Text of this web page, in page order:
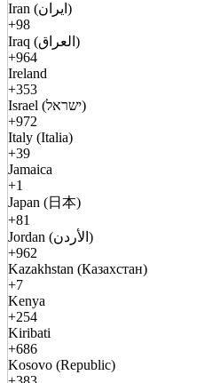
Iran (ایران)
+98
Iraq (العراق)
+964
Ireland
+353
Israel (ישראל)
+972
Italy (Italia)
+39
Jamaica
+1
Japan (日本)
+81
Jordan (الأردن)
+962
Kazakhstan (Казахстан)
+7
Kenya
+254
Kiribati
+686
Kosovo (Republic)